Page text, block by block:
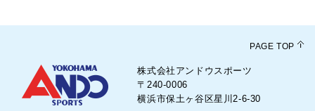
PAGE TOP
株式会社アンドウスポーツ
〒240-0006
横浜市保土ヶ谷区星川2-6-30